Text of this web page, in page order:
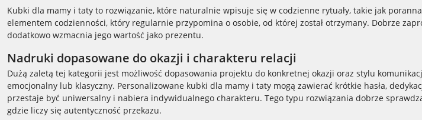
Kubki dla mamy i taty to rozwiązanie, które naturalnie wpisuje się w codzienne rytuały, takie jak
elementem codzienności, który regularnie przypomina o osobie, od której został otrzymany. Dobrze
dodatkowo wzmacnia jego wartość jako prezentu.
Nadruki dopasowane do okazji i charakteru relacji
Dużą zaletą tej kategorii jest możliwość dopasowania projektu do konkretnej okazji oraz stylu
emocjonalny lub klasyczny. Personalizowane kubki dla mamy i taty mogą zawierać krótkie hasła,
przestaje być uniwersalny i nabiera indywidualnego charakteru. Tego typu rozwiązania dobrze
gdzie liczy się autentyczność przekazu.